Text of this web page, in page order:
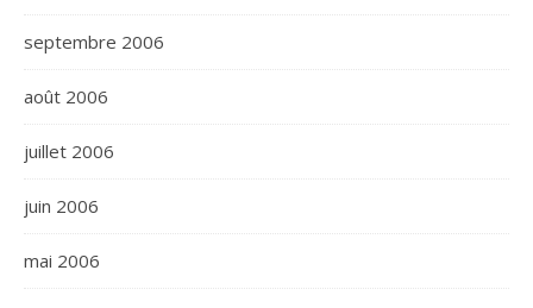
septembre 2006
août 2006
juillet 2006
juin 2006
mai 2006